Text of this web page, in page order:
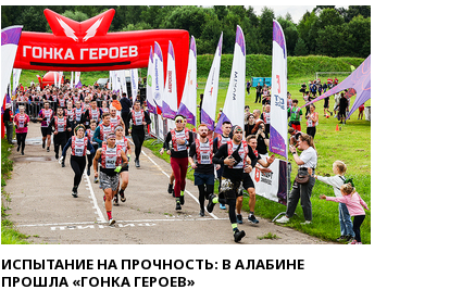
продлил контракт с «Реалом»
до 2032 года
вчера, 22:28Отказаться от
российского гражданства
станет значительно дороже
вчера, 22:20Путин назвал 76-ю
гвардейскую десантно-
штурмовую дивизию
легендарной
вчера, 22:15
Путин заслушал
доклад о ситуации на
добропольском направлении
ИСПЫТАНИЕ НА ПРОЧНОСТЬ: В АЛАБИНЕ
ПРОШЛА «ГОНКА ГЕРОЕВ»